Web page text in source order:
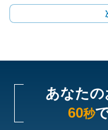
あなたの
60秒